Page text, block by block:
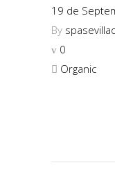
19 de
By
0
Organic